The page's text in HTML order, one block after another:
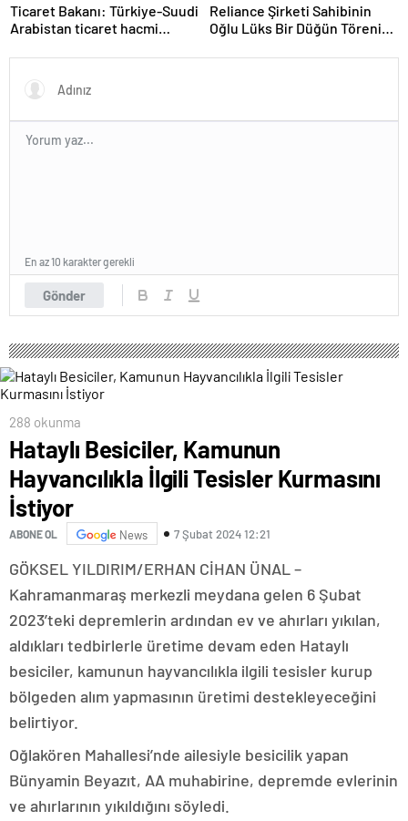
Ticaret Bakanı: Türkiye-Suudi
Arabistan ticaret hacmi
Reliance Şirketi Sahibinin
Oğlu Lüks Bir Düğün Töreni
Gönder
En az 10 karakter gerekli
288 okunma
Hataylı Besiciler, Kamunun
Hayvancılıkla İlgili Tesisler Kurmasını
İstiyor
ABONE OL News 7 Şubat 2024 12:21
GÖKSEL YILDIRIM/ERHAN CİHAN ÜNAL –
Kahramanmaraş merkezli meydana gelen 6 Şubat
2023’teki depremlerin ardından ev ve ahırları yıkılan,
aldıkları tedbirlerle üretime devam eden Hataylı
besiciler, kamunun hayvancılıkla ilgili tesisler kurup
bölgeden alım yapmasının üretimi destekleyeceğini
belirtiyor.
Oğlakören Mahallesi’nde ailesiyle besicilik yapan
Bünyamin Beyazıt, AA muhabirine, depremde evlerinin
ve ahırlarının yıkıldığını söyledi.